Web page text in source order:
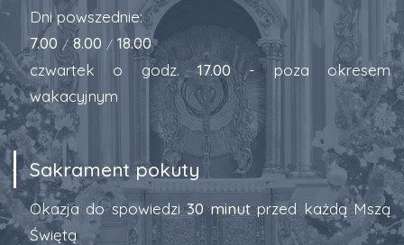
Dni powszednie:
7.00 / 8.00 / 18.00
czwartek o godz.17.00 - poza okresem
wakacyjnym
Sakrament pokuty
Okazja do spowiedzi30 minut przed każdą Mszą
Świętą